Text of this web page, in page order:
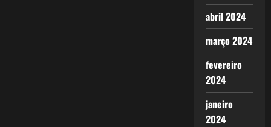
abril 2024
março 2024
fevereiro
2024
janeiro
2024